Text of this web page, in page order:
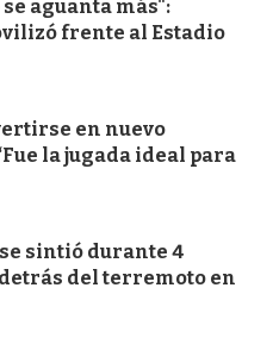
aguanta más":
frente al Estadio
en nuevo
la jugada ideal para
sintió durante 4
del terremoto en